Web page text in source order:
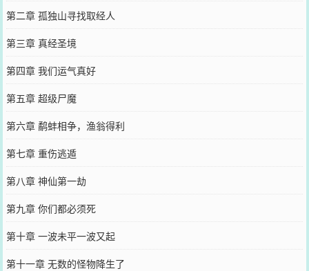
第二章 孤独山寻找取经人
第三章 真经圣境
第四章 我们运气真好
第五章 超级尸魔
第六章 鹬蚌相争，渔翁得利
第七章 重伤逃遁
第八章 神仙第一劫
第九章 你们都必须死
第十章 一波未平一波又起
第十一章 无数的怪物降生了